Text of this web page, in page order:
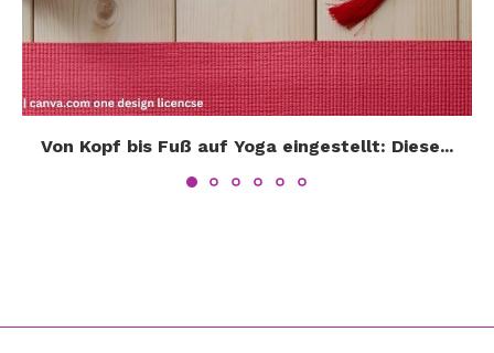
Von Kopf bis Fuß auf Yoga eingestellt: Diese...